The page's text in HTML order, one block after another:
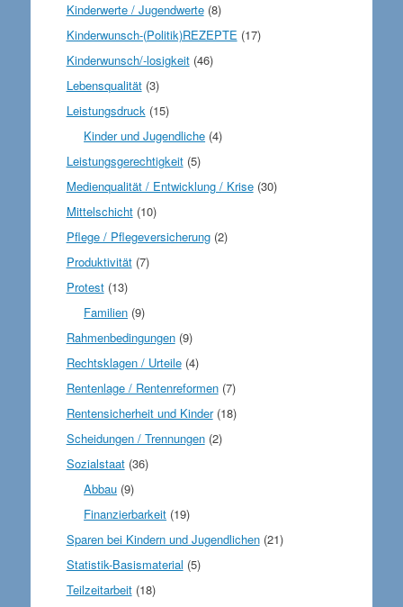
Kinderwerte / Jugendwerte(8)
Kinderwunsch-(Politik)REZEPTE (17)
Kinderwunsch/-losigkeit(46)
Lebensqualität(3)
Leistungsdruck(15)
Kinder und Jugendliche (4)
Leistungsgerechtigkeit(5)
Medienqualität / Entwicklung / Krise(30)
Mittelschicht(10)
Pflege / Pflegeversicherung(2)
Produktivität(7)
Protest(13)
Familien (9)
Rahmenbedingungen(9)
Rechtsklagen / Urteile(4)
Rentenlage / Rentenreformen(7)
Rentensicherheit und Kinder(18)
Scheidungen / Trennungen(2)
Sozialstaat(36)
Abbau (9)
Finanzierbarkeit (19)
Sparen bei Kindern und Jugendlichen(21)
Statistik-Basismaterial (5)
Teilzeitarbeit(18)